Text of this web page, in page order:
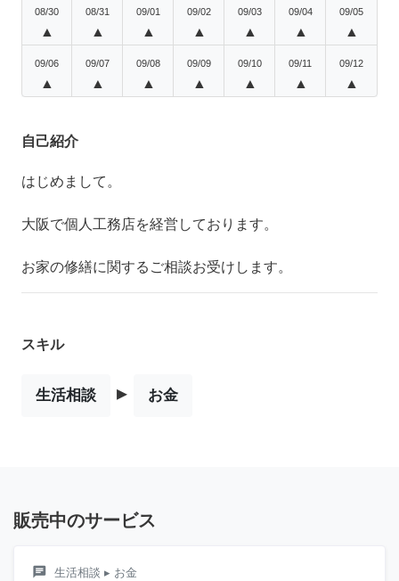
08/30
▲
08/31
▲
09/01
▲
09/02
▲
09/03
▲
09/04
▲
09/05
▲
09/06
▲
09/07
▲
09/08
▲
09/09
▲
09/10
▲
09/11
▲
09/12
▲
自己紹介
はじめまして。
大阪で個人工務店を経営しております。
お家の修繕に関するご相談お受けします。
スキル
生活相談 ▸ お金
販売中のサービス
chat 生活相談 ▸ お金